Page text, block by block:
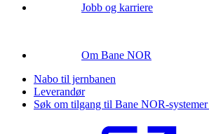
Jobb og karriere
Om Bane NOR
Nabo til jernbanen
Leverandør
Søk om tilgang til Bane NOR-systemer